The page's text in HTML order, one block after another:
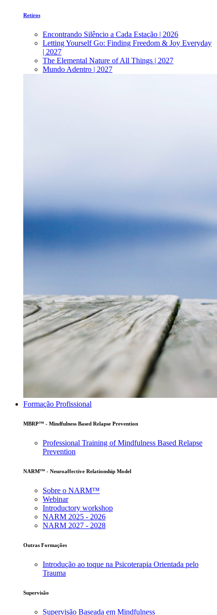
Retiros
Encontrando Silêncio a Cada Estação | 2026
Letting Yourself Go: Finding Freedom & Joy Everyday
| 2027
The Elemental Nature of All Things | 2027
Mundo Adentro | 2027
Formação Profissional
MBRP™ - Mindfulness Based Relapse Prevention
Professional Training of Mindfulness Based Relapse
Prevention
NARM™ - Neuroaffective Relationship Model
Sobre o NARM™
Webinar
Introductory workshop
NARM 2025 - 2026
NARM 2027 - 2028
Outras Formações
Introdução ao toque na Psicoterapia Orientada pelo
Trauma
Supervisão
Supervisão Baseada em Mindfulness